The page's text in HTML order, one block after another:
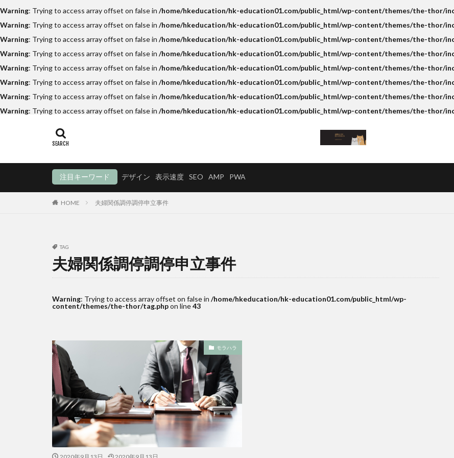
Warning: Trying to access array offset on false in /home/hkeducation/hk-education01.com/public_html/wp-content/themes/the-thor/
Warning: Trying to access array offset on false in /home/hkeducation/hk-education01.com/public_html/wp-content/themes/the-thor/
Warning: Trying to access array offset on false in /home/hkeducation/hk-education01.com/public_html/wp-content/themes/the-thor/
Warning: Trying to access array offset on false in /home/hkeducation/hk-education01.com/public_html/wp-content/themes/the-thor/
Warning: Trying to access array offset on false in /home/hkeducation/hk-education01.com/public_html/wp-content/themes/the-thor/
Warning: Trying to access array offset on false in /home/hkeducation/hk-education01.com/public_html/wp-content/themes/the-thor/
Warning: Trying to access array offset on false in /home/hkeducation/hk-education01.com/public_html/wp-content/themes/the-thor/
Warning: Trying to access array offset on false in /home/hkeducation/hk-education01.com/public_html/wp-content/themes/the-thor/
注目キーワード デザイン 表示速度 SEO AMP PWA
HOME 夫婦関係調停調停申立事件
TAG
夫婦関係調停調停申立事件
Warning: Trying to access array offset on false in /home/hkeducation/hk-education01.com/public_html/wp-
content/themes/the-thor/tag.phpon line43
モラハラ